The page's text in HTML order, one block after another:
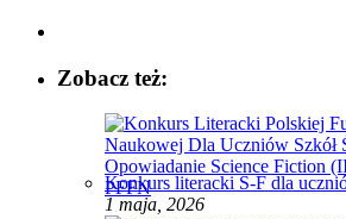
Zobacz też:
Konkurs literacki S-F dla
1 maja, 2026